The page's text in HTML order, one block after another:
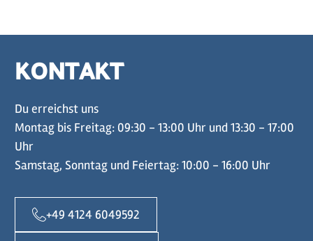
KONTAKT
Du erreichst uns
Montag bis Freitag: 09:30 - 13:00 Uhr und 13:30 - 17:00
Uhr
Samstag, Sonntag und Feiertag: 10:00 - 16:00 Uhr
+49 4124 6049592